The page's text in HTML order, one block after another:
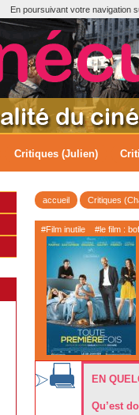
En poursuivant votre navigation
Critiques (Julien)
accueil Critiques
#Film inutile #le film :
EN
Qu’est